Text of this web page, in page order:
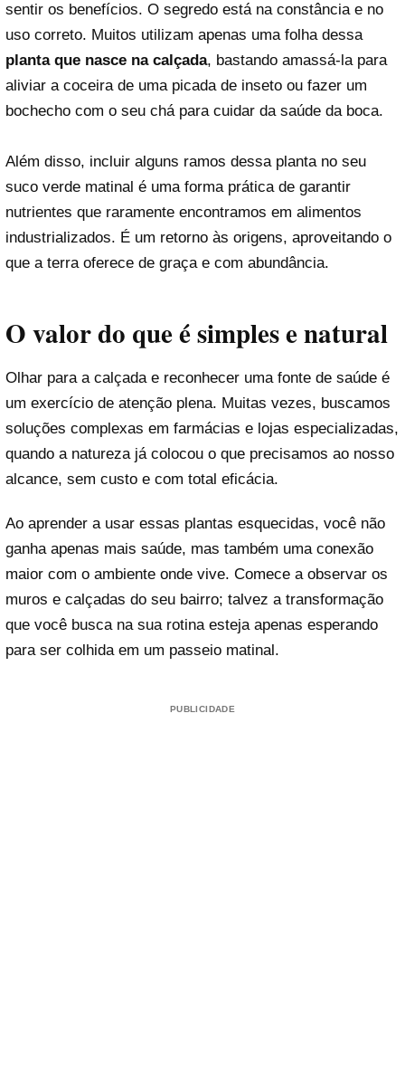
sentir os benefícios. O segredo está na constância e no
uso correto. Muitos utilizam apenas uma folha dessa
planta que nasce na calçada, bastando amassá-la para
aliviar a coceira de uma picada de inseto ou fazer um
bochecho com o seu chá para cuidar da saúde da boca.
Além disso, incluir alguns ramos dessa planta no seu
suco verde matinal é uma forma prática de garantir
nutrientes que raramente encontramos em alimentos
industrializados. É um retorno às origens, aproveitando o
que a terra oferece de graça e com abundância.
O valor do que é simples e natural
Olhar para a calçada e reconhecer uma fonte de saúde é
um exercício de atenção plena. Muitas vezes, buscamos
soluções complexas em farmácias e lojas especializadas,
quando a natureza já colocou o que precisamos ao nosso
alcance, sem custo e com total eficácia.
Ao aprender a usar essas plantas esquecidas, você não
ganha apenas mais saúde, mas também uma conexão
maior com o ambiente onde vive. Comece a observar os
muros e calçadas do seu bairro; talvez a transformação
que você busca na sua rotina esteja apenas esperando
para ser colhida em um passeio matinal.
PUBLICIDADE